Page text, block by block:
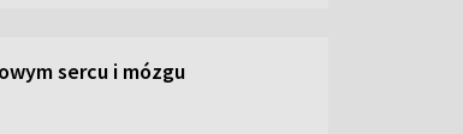
sercu i mózgu